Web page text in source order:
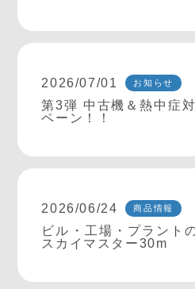
2026/07/01 お知らせ
第3弾 中古機＆熱中症
ペーン！！
2026/06/24 商品情報
ビル・工場・プラント
スカイマスター30m